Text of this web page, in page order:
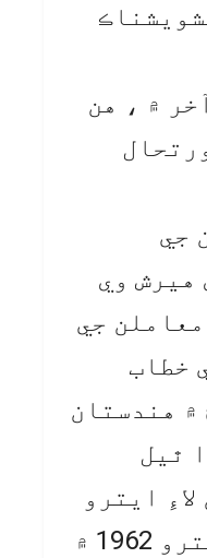
۾ ، هن
جي
هيرش وي
جي
خطاب
۾ هندستان
ٿيل
ايترو
ئي چئلينج آهي جيترو 1962 ۾